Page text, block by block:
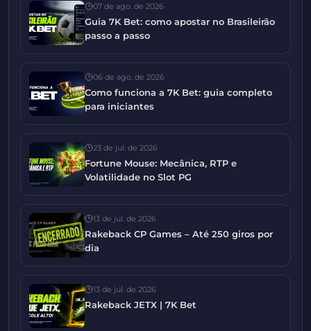
07 de ago. de 2026
Guia 7K Bet: como apostar no Brasileirão
passo a passo
06 de ago. de 2026
Como funciona a 7K Bet: guia completo
para iniciantes
23 de jul. de 2026
Fortune Mouse: Mecânica, RTP e
Volatilidade no Slot PG
13 de jul. de 2026
Rakeback CP Games – Até 250 giros por
dia
13 de jul. de 2026
Rakeback JETX | 7K Bet